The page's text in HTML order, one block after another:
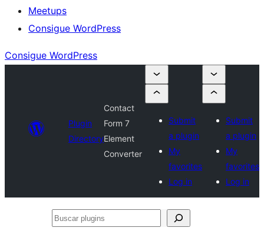
Meetups
Consigue WordPress
Consigue WordPress
Plugin
Directory
Contact
Form 7
Element
Converter
Submit
a plugin
My
favorites
Log in
Submit
a plugin
My
favorites
Log in
Buscar